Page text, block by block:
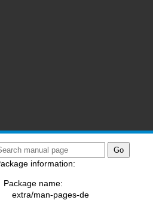
information:
Package name:
extra/man-pages-de